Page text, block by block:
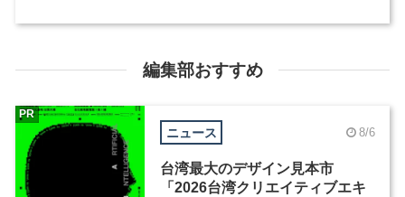
編集部おすすめ
ニュース 8/6
台湾最大のデザイン見本市
「2026台湾クリエイティブエキ
PR